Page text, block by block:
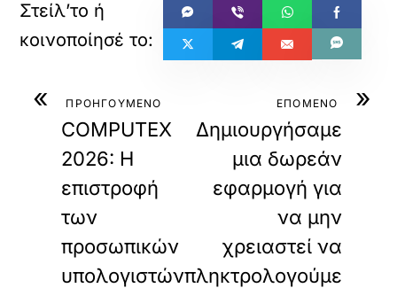
« ΠΡΟΗΓΟΥΜΕΝΟ
COMPUTEX
2026: Η
επιστροφή
των
προσωπικών
υπολογιστών
»
ΕΠΟΜΕΝΟ
Δημιουργήσαμε
μια δωρεάν
εφαρμογή για
να μην
χρειαστεί να
πληκτρολογούμε